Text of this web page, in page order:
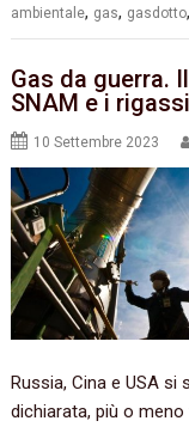
ambientale, gas, gasdotto,
Gas da guerra.
SNAM e i
10 Settembre 2023
Russia, Cina e USA
dichiarata, più o